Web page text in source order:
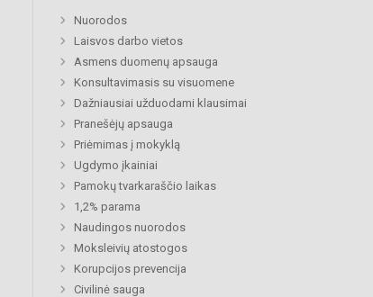
Nuorodos
Laisvos darbo vietos
Asmens duomenų apsauga
Konsultavimasis su visuomene
Dažniausiai užduodami klausimai
Pranešėjų apsauga
Priėmimas į mokyklą
Ugdymo įkainiai
Pamokų tvarkaraščio laikas
1,2% parama
Naudingos nuorodos
Moksleivių atostogos
Korupcijos prevencija
Civilinė sauga